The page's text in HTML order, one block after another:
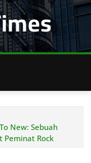
New: Sebuah
Peminat Rock